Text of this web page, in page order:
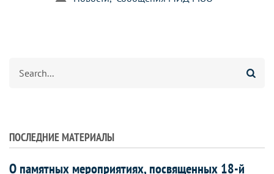
ПОСЛЕДНИЕ МАТЕРИАЛЫ
О памятных мероприятиях, посвященных 18-й